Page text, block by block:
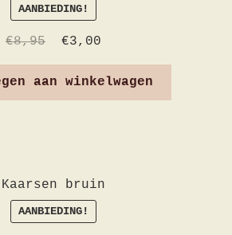
AANBIEDING!
€8,95 €3,00
aan winkelwagen
Kaarsen bruin
AANBIEDING!